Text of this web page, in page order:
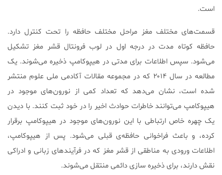
است.
قسمت‌های مختلف مغز مراحل مختلف حافظه را تحت کنترل دارد.
حافظه کوتاه مدت در درجه اول در لوب فرونتال قشر مغز تشکیل
می‌شود. سپس اطلاعات برای مدتی در هیپوکامپ ذخیره می‌شوند. یک
مطالعه در سال ۲۰۱۴ که در مجموعه مقالات آکادمی ملی علوم منتشر
شده است، نشان می‌دهد که تعداد کمی از نورون‌های موجود در
هیپوکامپ می‌توانند خاطرات حوادث اخیر را در خود ثبت کنند. با دیدن
یک چهره خاص ارتباطی با این نورون‌های موجود در هیپوکامپ برقرار
کرده، و باعث فراخوانی حافظه‌ی قبلی می‌شود. پس از هیپوکامپ،
اطلاعات ورودی به مناطقی از قشر مغز که در فرآیند‌های زبانی و ادراکی
نقش دارند، برای ذخیره سازی دائمی منتقل می‌شوند.